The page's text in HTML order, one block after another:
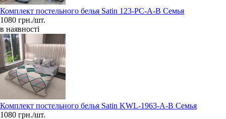
Комплект постельного белья Satin 123-PC-A-B Семья
1080 грн./шт.
в наявності
Комплект постельного белья Satin KWL-1963-A-B Семья
1080 грн./шт.